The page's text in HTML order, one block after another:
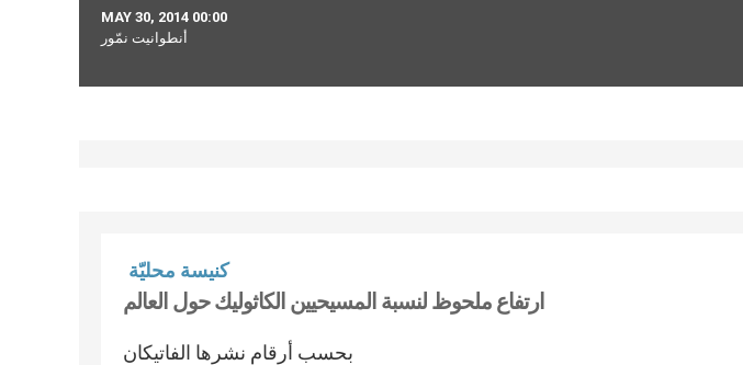
MAY 30, 2014 00:00
أنطوانيت نمّور
كنيسة محليّة
ارتفاع ملحوظ لنسبة المسيحيين الكاثوليك حول العالم
بحسب أرقام نشرها الفاتيكان